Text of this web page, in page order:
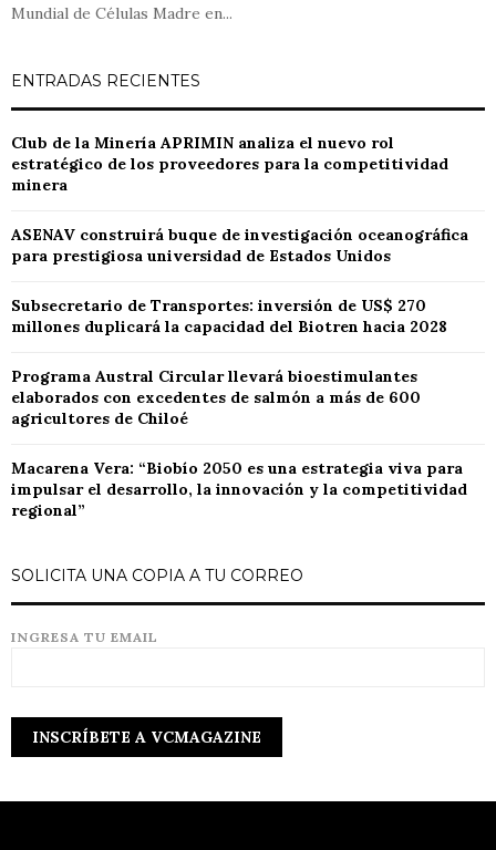
Mundial de Células Madre en...
ENTRADAS RECIENTES
Club de la Minería APRIMIN analiza el nuevo rol
estratégico de los proveedores para la competitividad
minera
ASENAV construirá buque de investigación oceanográfica
para prestigiosa universidad de Estados Unidos
Subsecretario de Transportes: inversión de US$ 270
millones duplicará la capacidad del Biotren hacia 2028
Programa Austral Circular llevará bioestimulantes
elaborados con excedentes de salmón a más de 600
agricultores de Chiloé
Macarena Vera: “Biobío 2050 es una estrategia viva para
impulsar el desarrollo, la innovación y la competitividad
regional”
SOLICITA UNA COPIA A TU CORREO
INGRESA TU EMAIL